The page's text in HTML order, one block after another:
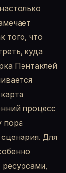
того, что
куда
Пентаклей
процесс
пора
сценария. Для
ресурсами,